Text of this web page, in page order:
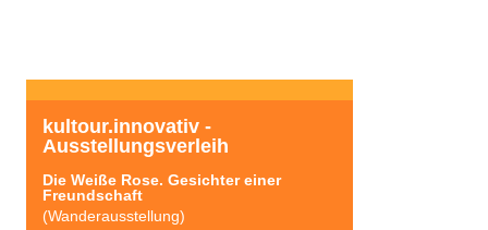
kultour.innovativ -
Ausstellungsverleih
Die Weiße Rose. Gesichter einer
Freundschaft
(Wanderausstellung)